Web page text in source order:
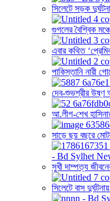
সিলেটে সড়ক
গুগলের বৈশ্বিক
এবার কথিত
পাকিস্তানি নারী
দেব-শুভশ্রীর উষ্ণ
আ.লীগ-শেখ
সাড়ে ছয় বছরে
সুখী দাম্পত্য
সিলেটে বাস